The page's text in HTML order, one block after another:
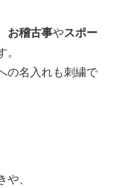
お稽古事やスポー
。
の名入れも刺繍で
や、